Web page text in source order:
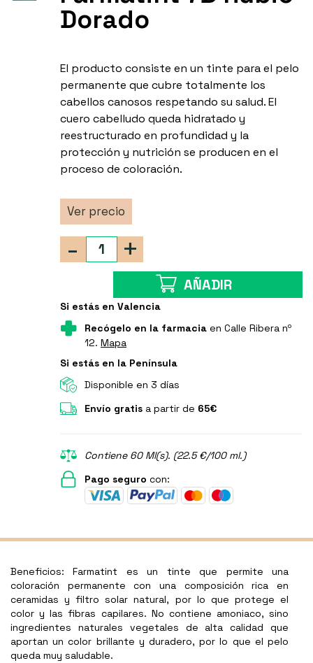
Dorado
El producto consiste en un tinte para el pelo
permanente que cubre totalmente los
cabellos canosos respetando su salud. El
cuero cabelludo queda hidratado y
reestructurado en profundidad y la
protección y nutrición se producen en el
proceso de coloración.
Ver precio
+
-
AÑADIR
Si estás en Valencia
Recógelo en la farmaciaen Calle Ribera nº
12. Mapa
Si estás en la Península
Disponible en 3 días
Envío gratisa partir de 65€
Contiene 60 Ml(s). (22.5 €/100 ml.)
Pago seguro con:
Beneficios: Farmatint es un tinte que permite una
coloración permanente con una composición rica en
ceramidas y filtro solar natural, por lo que protege el
color y las fibras capilares. No contiene amoniaco, sino
ingredientes naturales vegetales de alta calidad que
aportan un color brillante y duradero, por lo que el pelo
queda muy saludable.